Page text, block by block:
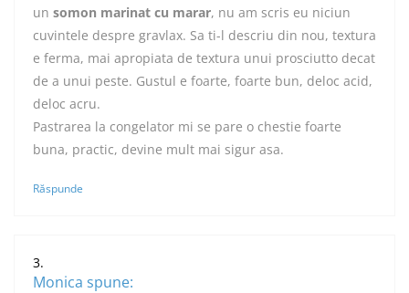
un somon marinat cu marar, nu am scris eu niciun
cuvintele despre gravlax. Sa ti-l descriu din nou, textura
e ferma, mai apropiata de textura unui prosciutto decat
de a unui peste. Gustul e foarte, foarte bun, deloc acid,
deloc acru.
Pastrarea la congelator mi se pare o chestie foarte
buna, practic, devine mult mai sigur asa.
Răspunde
Monica spune: